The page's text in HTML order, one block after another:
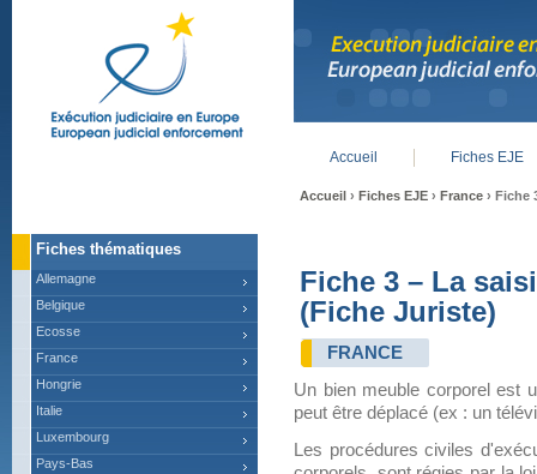
Accueil › Fiches EJE › France › Fiche
Fiche 3 – La
(Fiche Juriste)
FRANCE
Un bien meuble corporel est
peut être déplacé (ex : un
Les procédures civiles
Accueil Fiches EJE
Fiches thématiques
Allemagne
Belgique
Ecosse
France
Hongrie
Italie
Luxembourg
Pays-Bas